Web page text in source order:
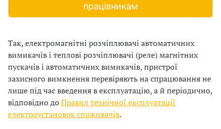
працівникам
Так, електромагнітні розчіплювачі автоматичних
вимикачів і теплові розчіплювачі (реле) магнітних
пускачів і автоматичних вимикачів, пристрої
захисного вимкнення перевіряють на спрацювання не
лише під час введення в експлуатацію, а й періодично,
відповідно доПравил технічної експлуатації
електроустановок споживачів.
У
О
П
у
б
л